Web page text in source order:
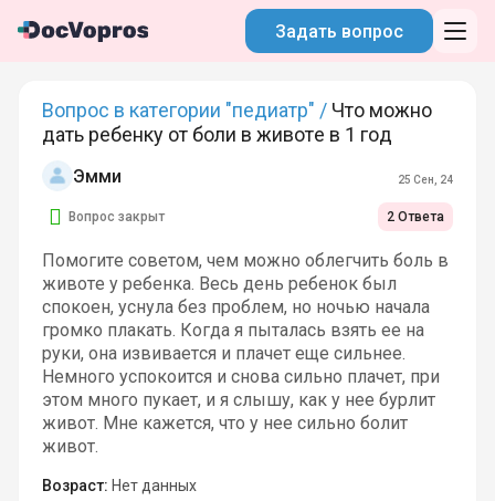
Задать вопрос
Вопрос в категории "педиатр" / Что можно
дать ребенку от боли в животе в 1 год
Эмми 25 Сен, 24
Вопрос закрыт 2 Ответа
Помогите советом, чем можно облегчить боль в
животе у ребенка. Весь день ребенок был
спокоен, уснула без проблем, но ночью начала
громко плакать. Когда я пыталась взять ее на
руки, она извивается и плачет еще сильнее.
Немного успокоится и снова сильно плачет, при
этом много пукает, и я слышу, как у нее бурлит
живот. Мне кажется, что у нее сильно болит
живот.
Возраст: Нет данных